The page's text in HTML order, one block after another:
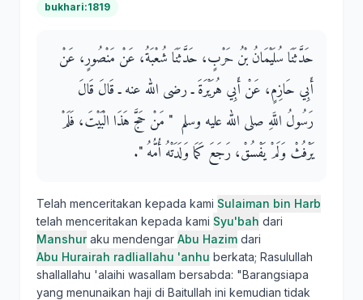
bukhari:1819
حَدَّثَنَا سُلَيْمَانُ بْنُ حَرْبٍ، حَدَّثَنَا شُعْبَةُ، عَنْ مَنْصُورٍ، عَنْ
أَبِي حَازِمٍ، عَنْ أَبِي هُرَيْرَةَ ـ رضى الله عنه ـ قَالَ قَالَ
رَسُولُ اللَّهِ صلى الله عليه وسلم ‏ "‏ مَنْ حَجَّ هَذَا الْبَيْتَ، فَلَمْ
يَرْفُثْ وَلَمْ يَفْسُقْ، رَجَعَ كَمَا وَلَدَتْهُ أُمُّهُ ‏"‏‏.‏
Telah menceritakan kepada kami Sulaiman bin Harb
telah menceritakan kepada kami Syu'bah dari
Manshuraku mendengar Abu Hazim dari
Abu Hurairah radliallahu 'anhu berkata; Rasulullah
shallallahu 'alaihi wasallam bersabda: "Barangsiapa
yang menunaikan haji di Baitullah ini kemudian tidak